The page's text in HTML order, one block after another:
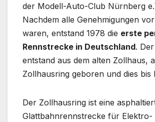
der Modell-Auto-Club Nürnberg
Nachdem alle Genehmigungen
waren, entstand 1978 die erste
Rennstrecke in Deutschland.
entstand aus dem alten Zollhaus,
Zollhausring geboren und dies bis
Der Zollhausring ist eine
Glattbahnrennstrecke für Elektro-